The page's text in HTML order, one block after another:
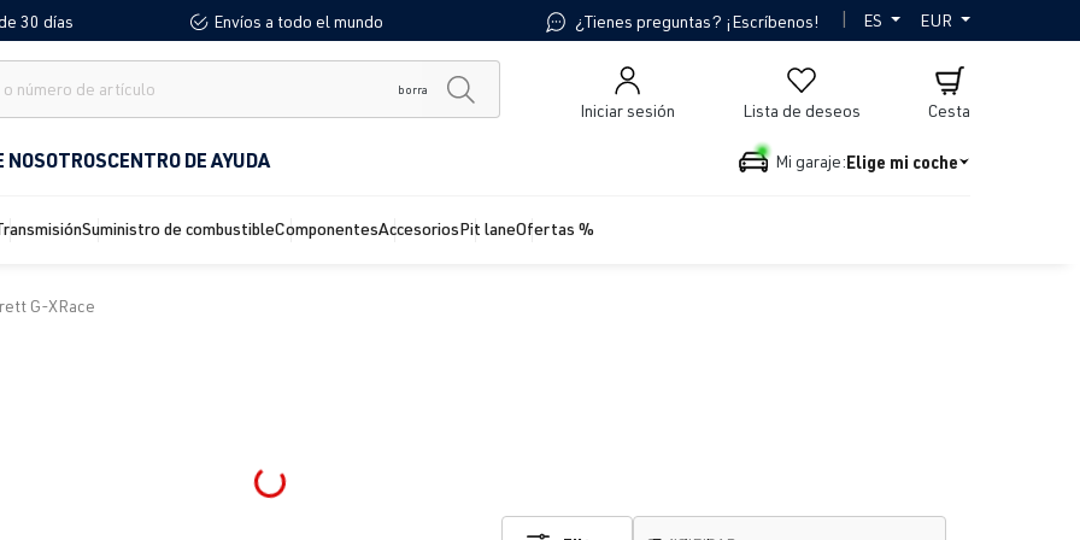
30 días Envíos a todo el mundo ¿Tienes preguntas? ¡Escríbenos! | ES EUR
borra
Lista de deseos
Iniciar sesión Cesta
NOSOTROSCENTRO DE AYUDA Mi garaje:Elige mi coche
Suministro de combustibleComponentesAccesoriosPit laneOfertas %
G-XRace
Loading...